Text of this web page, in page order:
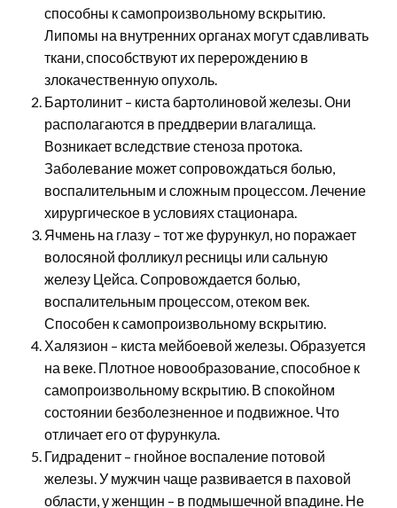
способны к самопроизвольному вскрытию.
Липомы на внутренних органах могут сдавливать
ткани, способствуют их перерождению в
злокачественную опухоль.
Бартолинит – киста бартолиновой железы. Они
располагаются в преддверии влагалища.
Возникает вследствие стеноза протока.
Заболевание может сопровождаться болью,
воспалительным и сложным процессом. Лечение
хирургическое в условиях стационара.
Ячмень на глазу – тот же фурункул, но поражает
волосяной фолликул ресницы или сальную
железу Цейса. Сопровождается болью,
воспалительным процессом, отеком век.
Способен к самопроизвольному вскрытию.
Халязион – киста мейбоевой железы. Образуется
на веке. Плотное новообразование, способное к
самопроизвольному вскрытию. В спокойном
состоянии безболезненное и подвижное. Что
отличает его от фурункула.
Гидраденит – гнойное воспаление потовой
железы. У мужчин чаще развивается в паховой
области, у женщин – в подмышечной впадине. Не